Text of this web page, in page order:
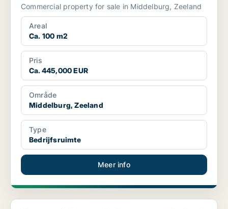
Commercial property for sale in Middelburg, Zeeland
Areal
Ca. 100 m2
Pris
Ca. 445,000 EUR
Område
Middelburg, Zeeland
Type
Bedrijfsruimte
Meer info
Commercial space in Terneuzen, Zeeland